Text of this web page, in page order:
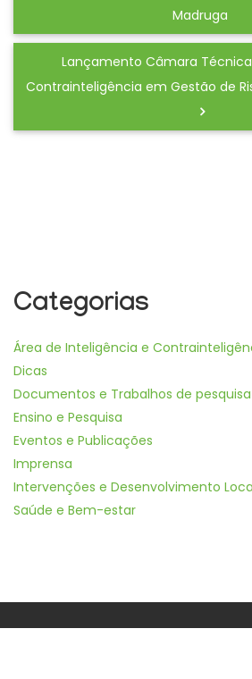
Madruga
Lançamento Câmara
Contrainteligência em Gestão de
Categorias
Área de Inteligência e
Dicas
Documentos e Trabalhos de pesquisa
Ensino e Pesquisa
Eventos e Publicações
Imprensa
Intervenções e Desenvolvimento
Saúde e Bem-estar
POR